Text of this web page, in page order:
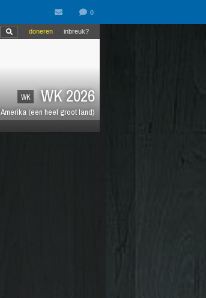
WK WK 2026
(een heel groot land)
inbreuk?
doneren